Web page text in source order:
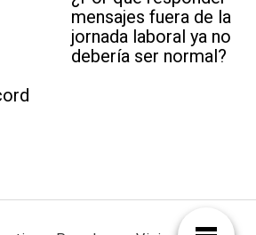
mensajes fuera de la
jornada laboral ya no
debería ser normal?